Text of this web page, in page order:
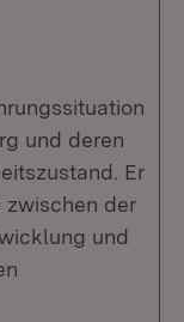
und deren
Er
zwischen der
und